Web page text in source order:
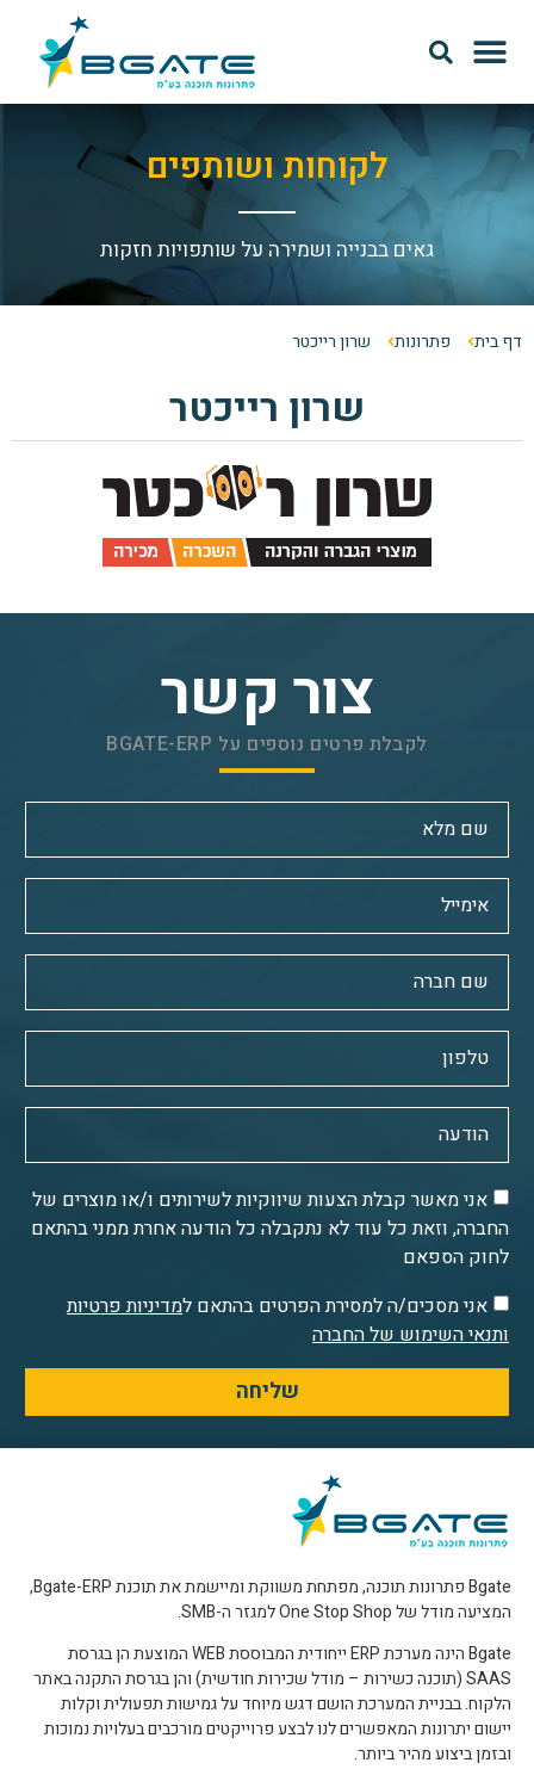
לקוחות ושותפים
גאים בבנייה ושמירה על שותפויות חזקות
דף בית פתרונות שרון רייכטר
שרון רייכטר
צור קשר
לקבלת פרטים נוספים על BGATE-ERP
אני מאשר קבלת הצעות שיווקיות לשירותים ו/או מוצרים של
החברה, וזאת כל עוד לא נתקבלה כל הודעה אחרת ממני בהתאם
לחוק הספאם
אני מסכים/ה למסירת הפרטים בהתאם למדיניות פרטיות
ותנאי השימוש של החברה
שליחה
Bgate פתרונות תוכנה, מפתחת משווקת ומיישמת את תוכנת Bgate-ERP,
המציעה מודל של One Stop Shop למגזר ה-SMB.
Bgate הינה מערכת ERP ייחודית המבוססת WEB המוצעת הן בגרסת
SAAS (תוכנה כשירות – מודל שכירות חודשית) והן בגרסת התקנה באתר
הלקוח. בבניית המערכת הושם דגש מיוחד על גמישות תפעולית וקלות
יישום יתרונות המאפשרים לנו לבצע פרוייקטים מורכבים בעלויות נמוכות
ובזמן ביצוע מהיר ביותר.